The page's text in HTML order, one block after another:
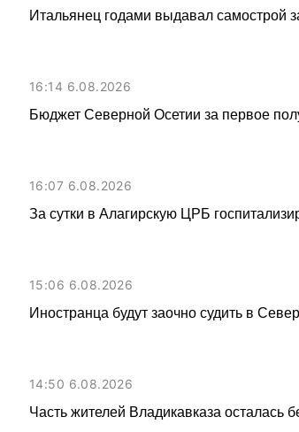
Итальянец годами выдавал самострой
16:14 6.08.2026
Бюджет Северной Осетии за первое
16:07 6.08.2026
За сутки в Алагирскую ЦРБ
15:06 6.08.2026
Иностранца будут заочно судить в
14:50 6.08.2026
Часть жителей Владикавказа осталась